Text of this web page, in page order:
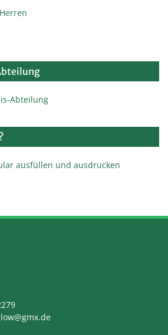
Abteilung
ausfüllen und ausdrucken